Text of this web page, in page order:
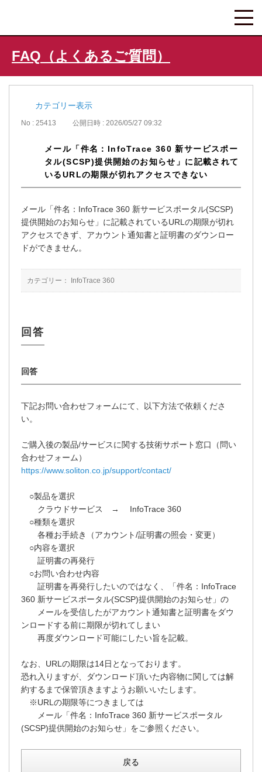
FAQ（よくあるご質問）
カテゴリー表示
No : 25413 公開日時 : 2026/05/27 09:32
メール「件名：InfoTrace 360 新サービスポー
タル(SCSP)提供開始のお知らせ」に記載されて
いるURLの期限が切れアクセスできない
メール「件名：InfoTrace 360 新サービスポータル(SCSP)
提供開始のお知らせ」に記載されているURLの期限が切れ
アクセスできず、アカウント通知書と証明書のダウンロー
ドができません。
カテゴリー： InfoTrace 360
下記お問い合わせフォームにて、以下方法で依頼くださ
い。
ご購入後の製品/サービスに関する技術サポート窓口（問い
合わせフォーム）
https://www.soliton.co.jp/support/contact/
○製品を選択
クラウドサービス → InfoTrace 360
○種類を選択
各種お手続き（アカウント/証明書の照会・変更）
○内容を選択
証明書の再発行
○お問い合わせ内容
証明書を再発行したいのではなく、「件名：InfoTrace
360 新サービスポータル(SCSP)提供開始のお知らせ」の
メールを受信したがアカウント通知書と証明書をダウ
ンロードする前に期限が切れてしまい
再度ダウンロード可能にしたい旨を記載。
なお、URLの期限は14日となっております。
恐れ入りますが、ダウンロード頂いた内容物に関しては解
約するまで保管頂きますようお願いいたします。
※URLの期限等につきましては
メール「件名：InfoTrace 360 新サービスポータル
(SCSP)提供開始のお知らせ」をご参照ください。
戻る